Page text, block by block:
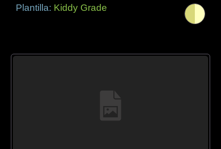
Plantilla: Kiddy Grade